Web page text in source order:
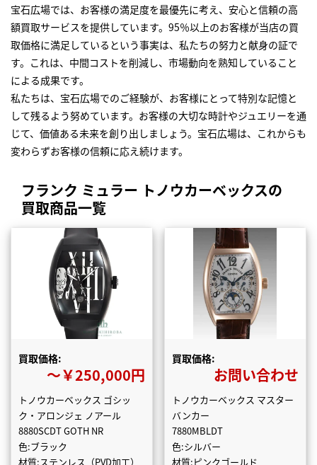
宝石広場では、お客様の満足度を最優先に考え、安心と信頼の高
額買取サービスを提供しています。95％以上のお客様が当店の買
取価格に満足しているという事実は、私たちの努力と献身の証で
す。これは、中間コストを削減し、市場動向を熟知していること
による成果です。
私たちは、宝石広場でのご経験が、お客様にとって特別な記憶と
して残るよう努めています。お客様の大切な時計やジュエリーを通
じて、価値ある未来を創り出しましょう。宝石広場は、これからも
変わらずお客様の信頼に応え続けます。
フランク ミュラー トノウカーベックスの
買取商品一覧
買取価格:
〜￥250,000円
トノウカーベックス ゴシッ
ク・アロンジェ ノアール
8880SCDT GOTH NR
色:ブラック
材質:ステンレス（PVD加工）
買取価格:
お問い合わせ
トノウカーベックス マスター
バンカー
7880MBLDT
色:シルバー
材質:ピンクゴールド